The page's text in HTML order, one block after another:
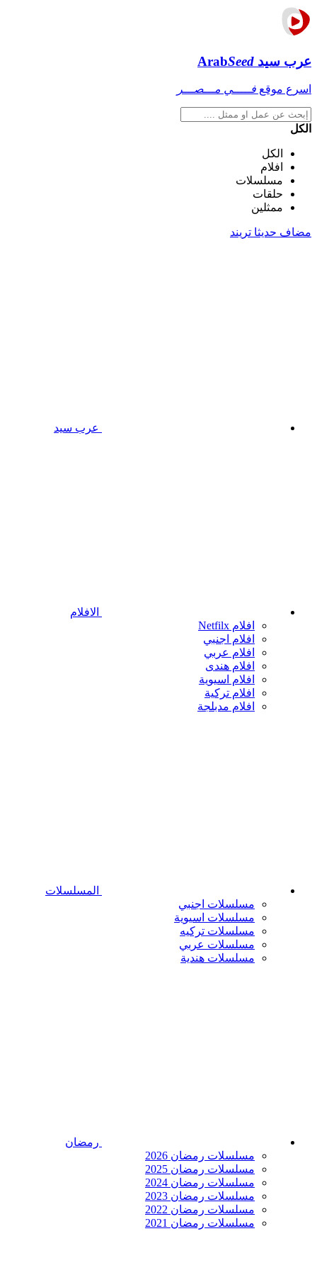
عرب سيد ArabSeed
اسرع موقع فـــــي مـــصـــر
الكل
الكل
افلام
مسلسلات
حلقات
ممثلين
مضاف حديثا تريند
عرب سيد
الافلام
افلام Netfilx
افلام اجنبي
افلام عربي
افلام هندى
افلام اسيوية
افلام تركية
افلام مدبلجة
المسلسلات
مسلسلات اجنبي
مسلسلات اسيوية
مسلسلات تركيه
مسلسلات عربي
مسلسلات هندية
رمضان
مسلسلات رمضان 2026
مسلسلات رمضان 2025
مسلسلات رمضان 2024
مسلسلات رمضان 2023
مسلسلات رمضان 2022
مسلسلات رمضان 2021